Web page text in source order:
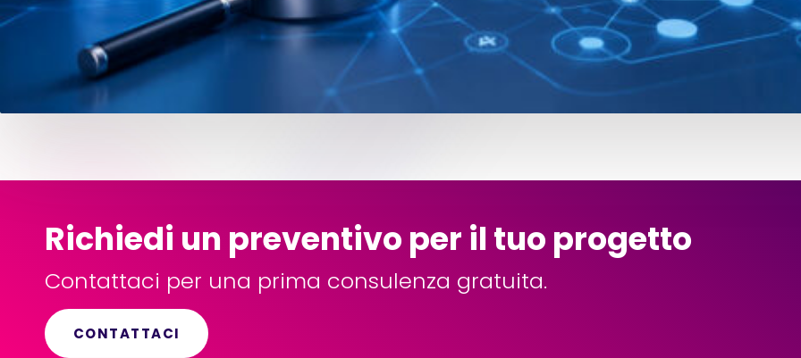
Richiedi un preventivo per il tuo progetto
Contattaci per una prima consulenza gratuita.
CONTATTACI